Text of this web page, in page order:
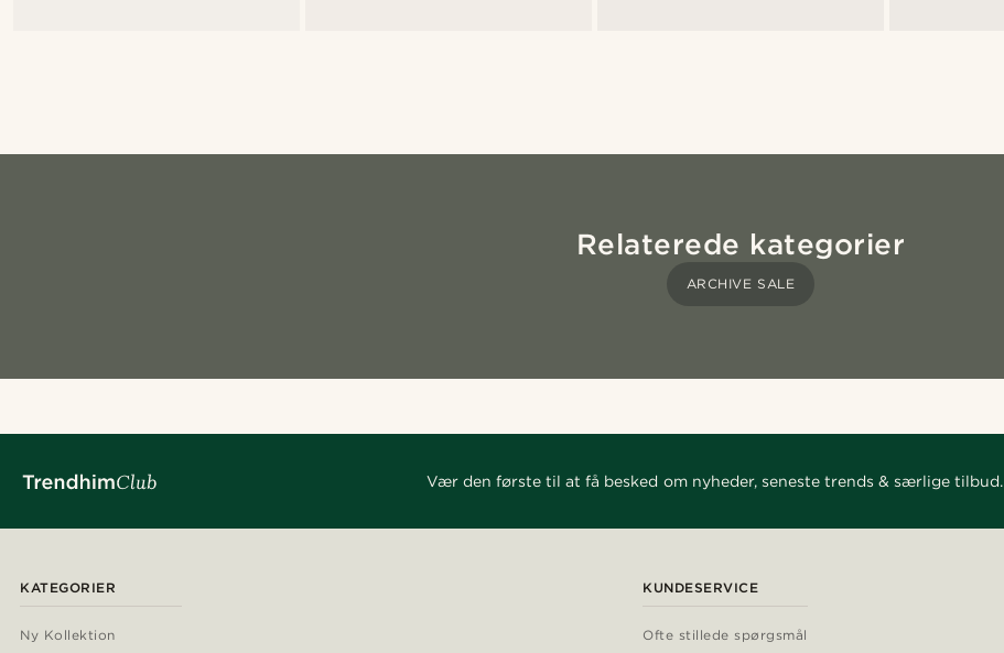
Relaterede kategorier
ARCHIVE SALE
Vær den første til at få besked om nyheder, seneste trends & særlige tilbud.
KATEGORIER
Ny Kollektion
KUNDESERVICE
Ofte stillede spørgsmål